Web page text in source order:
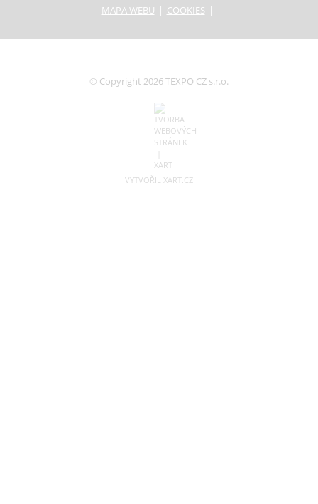
MAPA WEBU
COOKIES
© Copyright 2026 TEXPO CZ s.r.o.
VYTVOŘIL XART.CZ